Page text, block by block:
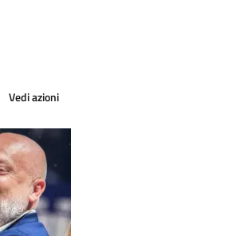
Vedi azioni